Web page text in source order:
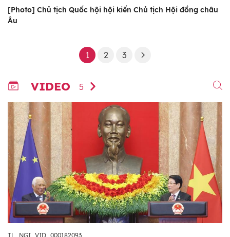
[Photo] Chủ tịch Quốc hội hội kiến Chủ tịch Hội đồng châu
Âu
1 2 3
VIDEO 5
TL_NGI_VID_000182093